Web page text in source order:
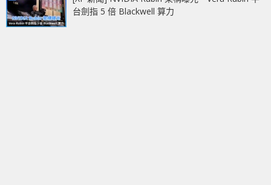
台劍指 5 倍 Blackwell 算力